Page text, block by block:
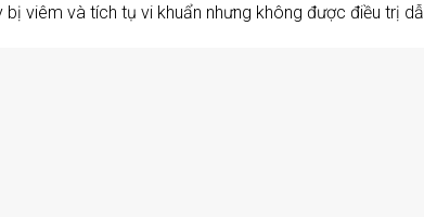
viêm và tích tụ vi khuẩn nhưng không được điều trị